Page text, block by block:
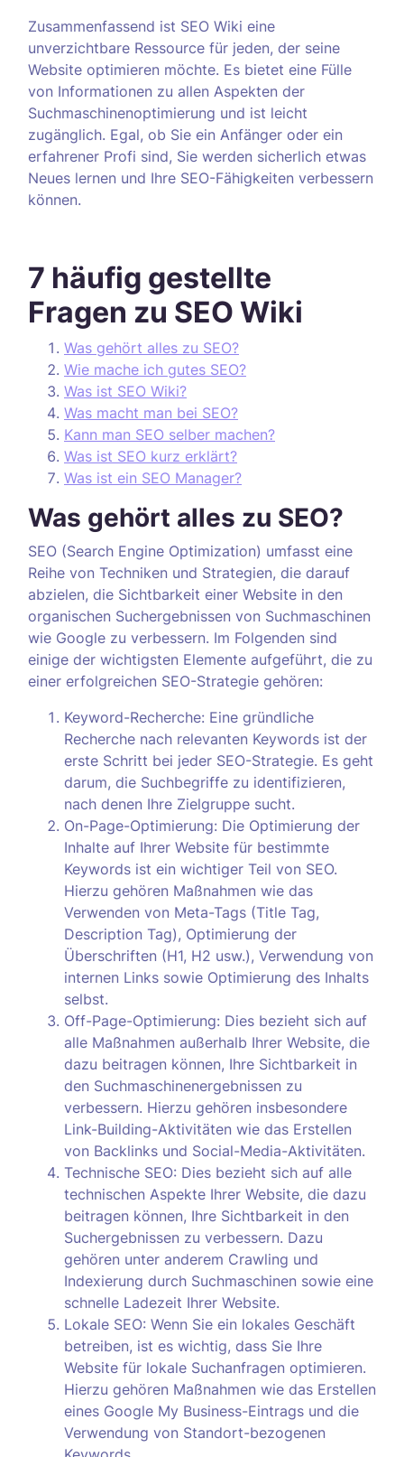
Zusammenfassend ist SEO Wiki eine
unverzichtbare Ressource für jeden, der seine
Website optimieren möchte. Es bietet eine Fülle
von Informationen zu allen Aspekten der
Suchmaschinenoptimierung und ist leicht
zugänglich. Egal, ob Sie ein Anfänger oder ein
erfahrener Profi sind, Sie werden sicherlich etwas
Neues lernen und Ihre SEO-Fähigkeiten verbessern
können.
7 häufig gestellte
Fragen zu SEO Wiki
Was gehört alles zu SEO?
Wie mache ich gutes SEO?
Was ist SEO Wiki?
Was macht man bei SEO?
Kann man SEO selber machen?
Was ist SEO kurz erklärt?
Was ist ein SEO Manager?
Was gehört alles zu SEO?
SEO (Search Engine Optimization) umfasst eine
Reihe von Techniken und Strategien, die darauf
abzielen, die Sichtbarkeit einer Website in den
organischen Suchergebnissen von Suchmaschinen
wie Google zu verbessern. Im Folgenden sind
einige der wichtigsten Elemente aufgeführt, die zu
einer erfolgreichen SEO-Strategie gehören:
Keyword-Recherche: Eine gründliche
Recherche nach relevanten Keywords ist der
erste Schritt bei jeder SEO-Strategie. Es geht
darum, die Suchbegriffe zu identifizieren,
nach denen Ihre Zielgruppe sucht.
On-Page-Optimierung: Die Optimierung der
Inhalte auf Ihrer Website für bestimmte
Keywords ist ein wichtiger Teil von SEO.
Hierzu gehören Maßnahmen wie das
Verwenden von Meta-Tags (Title Tag,
Description Tag), Optimierung der
Überschriften (H1, H2 usw.), Verwendung von
internen Links sowie Optimierung des Inhalts
selbst.
Off-Page-Optimierung: Dies bezieht sich auf
alle Maßnahmen außerhalb Ihrer Website, die
dazu beitragen können, Ihre Sichtbarkeit in
den Suchmaschinenergebnissen zu
verbessern. Hierzu gehören insbesondere
Link-Building-Aktivitäten wie das Erstellen
von Backlinks und Social-Media-Aktivitäten.
Technische SEO: Dies bezieht sich auf alle
technischen Aspekte Ihrer Website, die dazu
beitragen können, Ihre Sichtbarkeit in den
Suchergebnissen zu verbessern. Dazu
gehören unter anderem Crawling und
Indexierung durch Suchmaschinen sowie eine
schnelle Ladezeit Ihrer Website.
Lokale SEO: Wenn Sie ein lokales Geschäft
betreiben, ist es wichtig, dass Sie Ihre
Website für lokale Suchanfragen optimieren.
Hierzu gehören Maßnahmen wie das Erstellen
eines Google My Business-Eintrags und die
Verwendung von Standort-bezogenen